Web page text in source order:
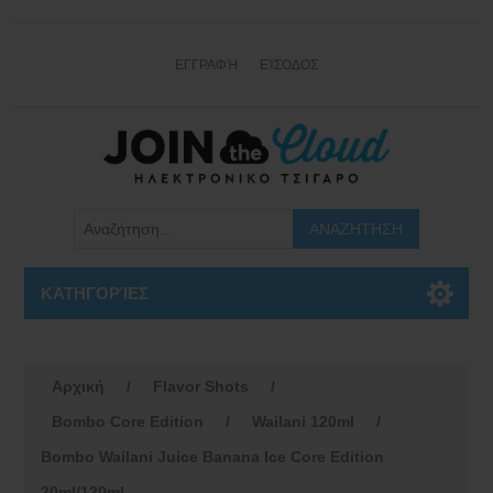
ΕΓΓΡΑΦΉ ΕΊΣΟΔΟΣ
ΚΑΤΗΓΟΡΊΕΣ
Αρχική / Flavor Shots
/
Bombo Core Edition
/ Wailani 120ml
/
Bombo Wailani Juice Banana Ice Core Edition